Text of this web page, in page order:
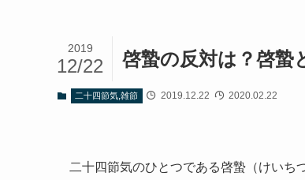
啓蟄の反対は？啓蟄
2019
12/22
二十四節気,雑節 2019.12.22 2020.02.22
二十四節気のひとつである啓蟄（けいち